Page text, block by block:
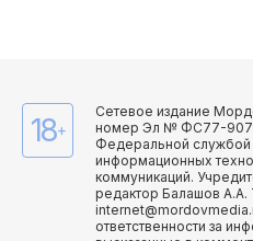
18+
Сетевое издание
номер Эл № ФС77-
Федеральной службой
информационных
коммуникаций.
редактор Балашов
ответственности за